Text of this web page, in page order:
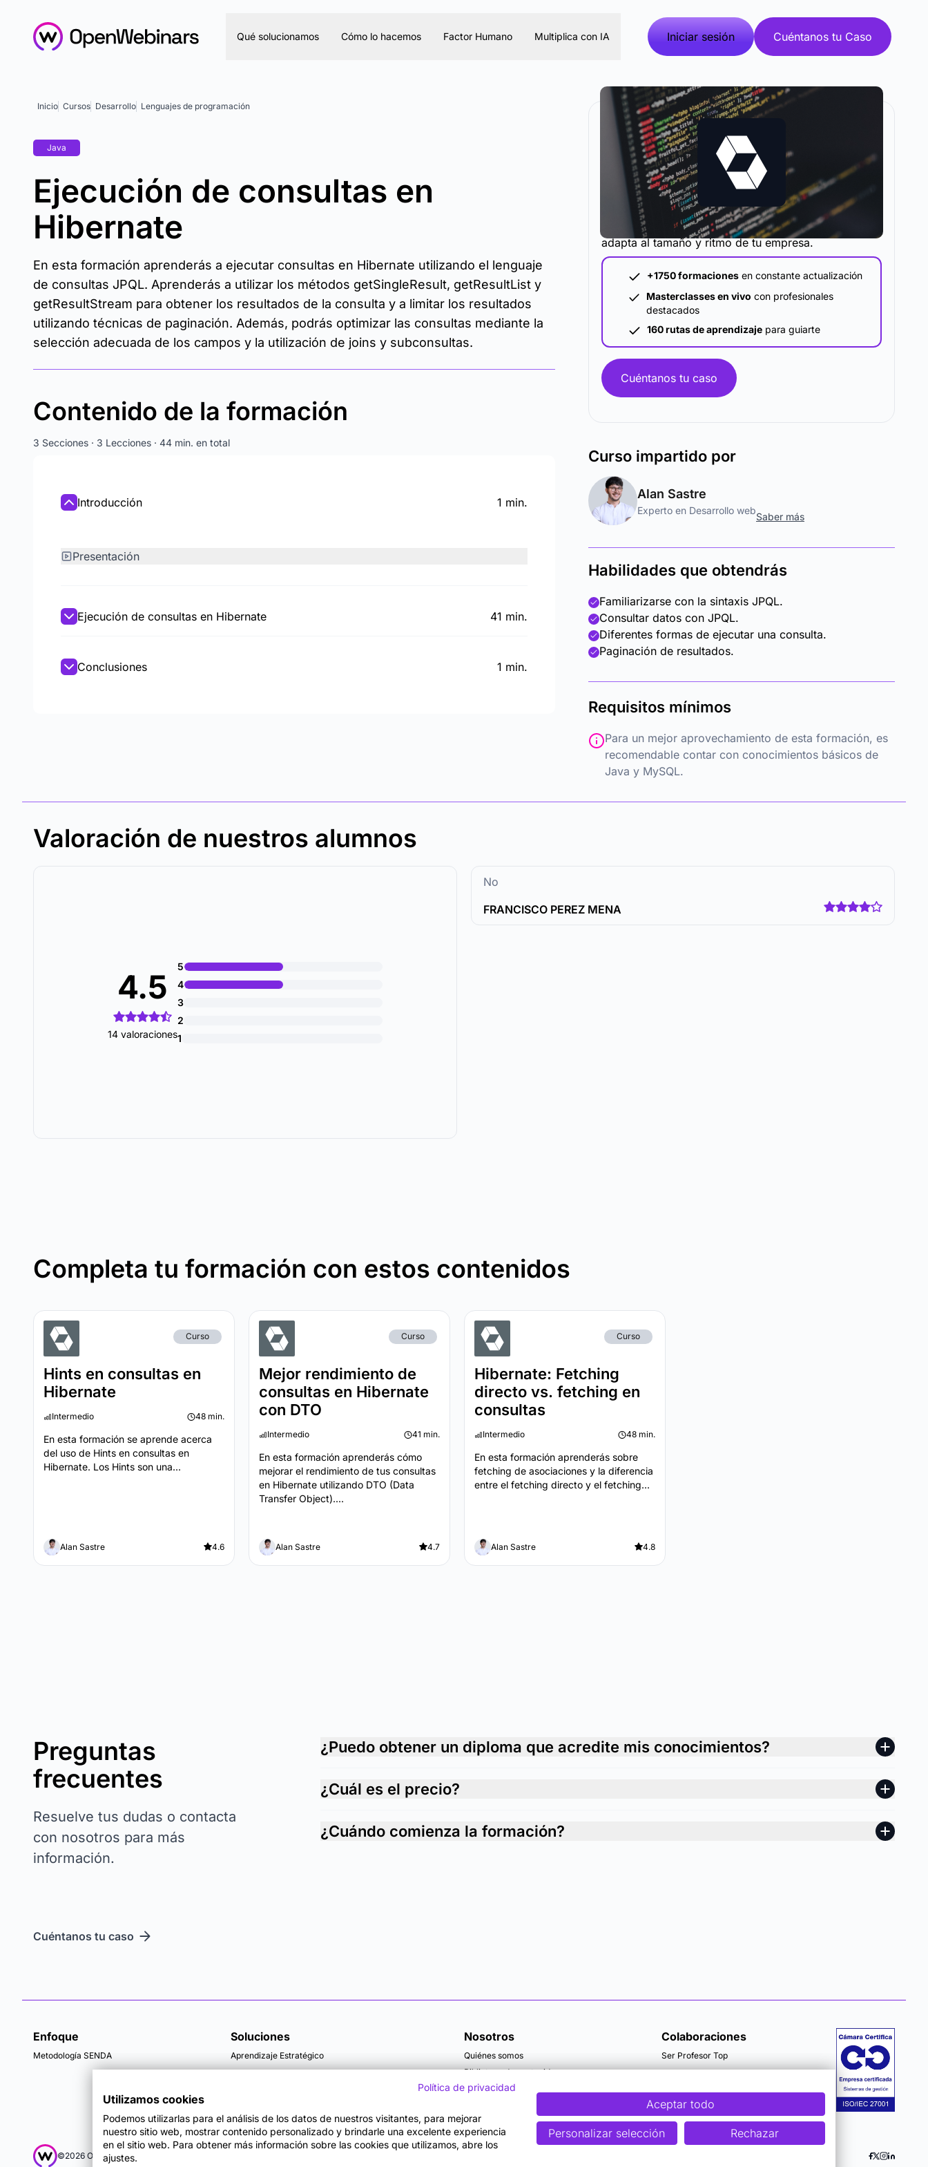
Qué solucionamos Cómo lo hacemos Factor Humano Multiplica con IA Iniciar sesión Cuéntanos tu Caso
Inicio Cursos Desarrollo Lenguajes de programación
Java
Ejecución de consultas en
Hibernate
En esta formación aprenderás a ejecutar consultas en Hibernate utilizando el lenguaje
de consultas JPQL. Aprenderás a utilizar los métodos getSingleResult, getResultList y
getResultStream para obtener los resultados de la consulta y a limitar los resultados
utilizando técnicas de paginación. Además, podrás optimizar las consultas mediante la
selección adecuada de los campos y la utilización de joins y subconsultas.
La metodología y plataforma de formación que se
adapta al tamaño y ritmo de tu empresa.
+1750 formaciones en constante actualización
Masterclasses en vivo con profesionales
destacados
160 rutas de aprendizaje para guiarte
Cuéntanos tu caso
Curso impartido por
Alan Sastre
Experto en Desarrollo web
Saber más
Contenido de la formación
3 Secciones · 3 Lecciones · 44 min. en total
Introducción 1 min.
Presentación
Ejecución de consultas en Hibernate 41 min.
Conclusiones 1 min.
Habilidades que obtendrás
Familiarizarse con la sintaxis JPQL.
Consultar datos con JPQL.
Diferentes formas de ejecutar una consulta.
Paginación de resultados.
Requisitos mínimos
Para un mejor aprovechamiento de esta formación, es
recomendable contar con conocimientos básicos de
Java y MySQL.
Valoración de nuestros alumnos
4.5
14 valoraciones
5
4
3
2
1
No
FRANCISCO PEREZ MENA
Completa tu formación con estos contenidos
Curso
Hints en consultas en
Hibernate
Intermedio 48 min.
En esta formación se aprende acerca
del uso de Hints en consultas en
Hibernate. Los Hints son una...
Alan Sastre 4.6
Curso
Mejor rendimiento de
consultas en Hibernate
con DTO
Intermedio 41 min.
En esta formación aprenderás cómo
mejorar el rendimiento de tus consultas
en Hibernate utilizando DTO (Data
Transfer Object)....
Alan Sastre 4.7
Curso
Hibernate: Fetching
directo vs. fetching en
consultas
Intermedio 48 min.
En esta formación aprenderás sobre
fetching de asociaciones y la diferencia
entre el fetching directo y el fetching...
Alan Sastre 4.8
Preguntas
frecuentes
Resuelve tus dudas o contacta
con nosotros para más
información.
Cuéntanos tu caso
¿Puedo obtener un diploma que acredite mis conocimientos?
¿Cuál es el precio?
¿Cuándo comienza la formación?
Enfoque
Metodología SENDA
Soluciones
Aprendizaje Estratégico
Nosotros
Quiénes somos
Biblioteca de contenidos
Articulos y actualidad
Colaboraciones
Ser Profesor Top
Mapa del sitio Términos y Condiciones de Uso Política de Privacidad
©2026 OpenWebinars S.L.
Política de privacidad
Utilizamos cookies
Podemos utilizarlas para el análisis de los datos de nuestros visitantes, para mejorar
nuestro sitio web, mostrar contenido personalizado y brindarle una excelente experiencia
en el sitio web. Para obtener más información sobre las cookies que utilizamos, abre los
ajustes.
Aceptar todo
Personalizar selección Rechazar